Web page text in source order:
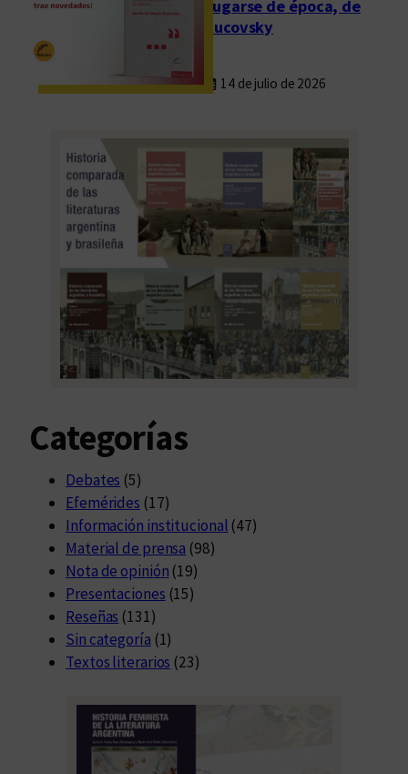
Fugarse de época, de
Rucovsky
14 de julio de 2026
Categorías
Debates (5)
Efemérides (17)
Información institucional (47)
Material de prensa (98)
Nota de opinión (19)
Presentaciones (15)
Reseñas (131)
Sin categoría (1)
Textos literarios (23)